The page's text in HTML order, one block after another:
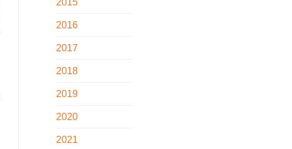
2016
2017
2018
2019
2020
2021